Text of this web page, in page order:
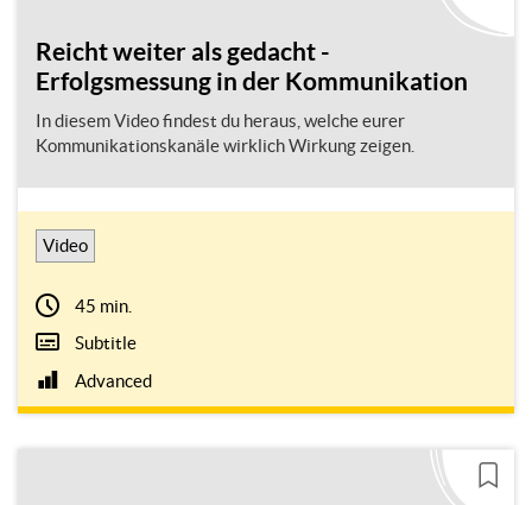
Reicht weiter als gedacht -
Erfolgsmessung in der Kommunikation
In diesem Video findest du heraus, welche eurer
Kommunikationskanäle wirklich Wirkung zeigen.
Video
45 min.
Subtitle
Advanced